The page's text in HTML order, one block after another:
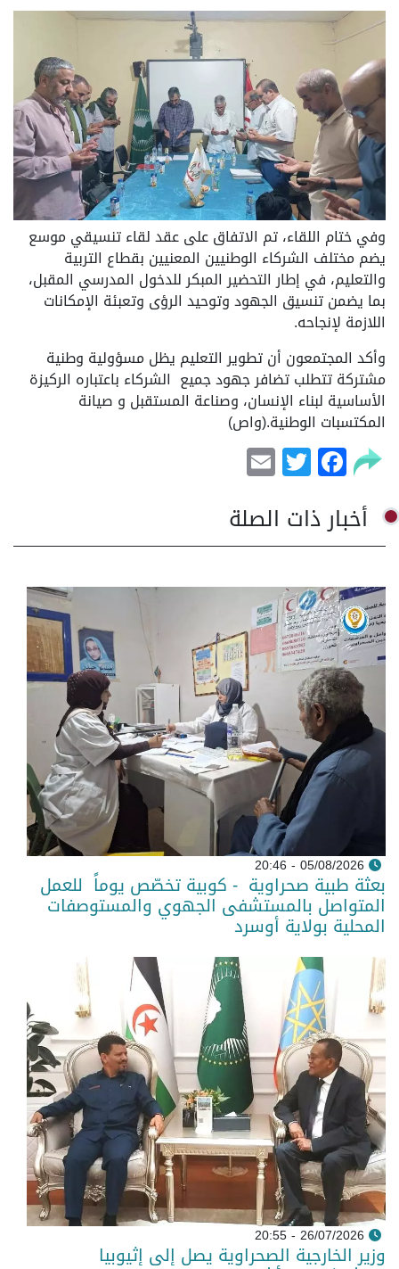
وفي ختام اللقاء، تم الاتفاق على عقد لقاء تنسيقي موسع
يضم مختلف الشركاء الوطنيين المعنيين بقطاع التربية
والتعليم، في إطار التحضير المبكر للدخول المدرسي المقبل،
بما يضمن تنسيق الجهود وتوحيد الرؤى وتعبئة الإمكانات
اللازمة لإنجاحه.
وأكد المجتمعون أن تطوير التعليم يظل مسؤولية وطنية
مشتركة تتطلب تضافر جهود جميع الشركاء باعتباره الركيزة
الأساسية لبناء الإنسان، وصناعة المستقبل و صيانة
المكتسبات الوطنية.(واص)
Facebook
Twitter
أخبار ذات الصلة
05/08/2026 - 20:46
بعثة طبية صحراوية - كوبية تخصّص يوماً للعمل
المتواصل بالمستشفى الجهوي والمستوصفات
المحلية بولاية أوسرد
26/07/2026 - 20:55
وزير الخارجية الصحراوية يصل إلى إثيوبيا